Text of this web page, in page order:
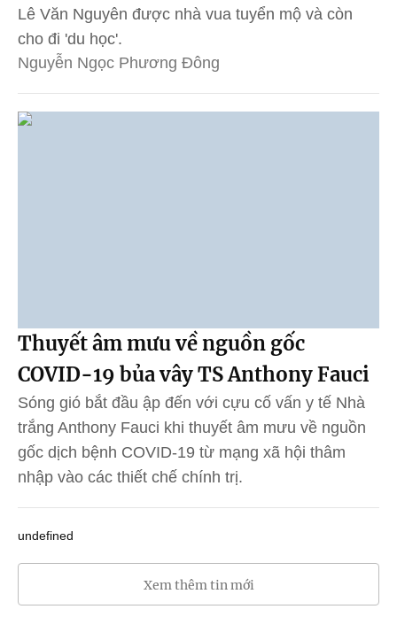
Lê Văn Nguyên được nhà vua tuyển mộ và còn
cho đi 'du học'.
Nguyễn Ngọc Phương Đông
Thuyết âm mưu về nguồn gốc
COVID-19 bủa vây TS Anthony Fauci
Sóng gió bắt đầu ập đến với cựu cố vấn y tế Nhà
trắng Anthony Fauci khi thuyết âm mưu về nguồn
gốc dịch bệnh COVID-19 từ mạng xã hội thâm
nhập vào các thiết chế chính trị.
undefined
Xem thêm tin mới